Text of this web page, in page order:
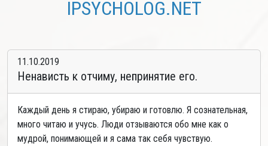
IPSYCHOLOG.NET
11.10.2019
Ненависть к отчиму, непринятие его.
Каждый день я стираю, убираю и готовлю. Я сознательная,
много читаю и учусь. Люди отзываются обо мне как о
мудрой, понимающей и я сама так себя чувствую.